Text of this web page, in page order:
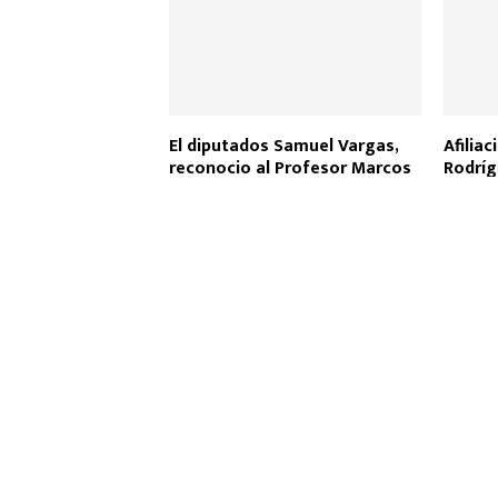
El diputados Samuel Vargas,
reconocio al Profesor Marcos